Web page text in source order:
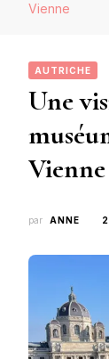
Vienne
AUTRICHE
Une
Vienne
par ANNE